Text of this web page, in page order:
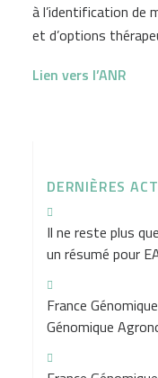
à l’identification de
et d’options
Lien vers l’ANR
DERNIÈRES
Il ne reste plus
un résumé pour
France
Génomique